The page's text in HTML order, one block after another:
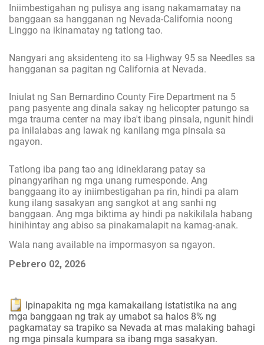
Iniimbestigahan ng pulisya ang isang nakamamatay na
banggaan sa hangganan ng Nevada-California noong
Linggo na ikinamatay ng tatlong tao.
Nangyari ang aksidenteng ito sa Highway 95 sa Needles sa
hangganan sa pagitan ng California at Nevada.
Iniulat ng San Bernardino County Fire Department na 5
pang pasyente ang dinala sakay ng helicopter patungo sa
mga trauma center na may iba't ibang pinsala, ngunit hindi
pa inilalabas ang lawak ng kanilang mga pinsala sa
ngayon.
Tatlong iba pang tao ang idineklarang patay sa
pinangyarihan ng mga unang rumesponde. Ang
banggaang ito ay iniimbestigahan pa rin, hindi pa alam
kung ilang sasakyan ang sangkot at ang sanhi ng
banggaan. Ang mga biktima ay hindi pa nakikilala habang
hinihintay ang abiso sa pinakamalapit na kamag-anak.
Wala nang available na impormasyon sa ngayon.
Pebrero 02, 2026
Ipinapakita ng mga kamakailang istatistika na ang
mga banggaan ng trak ay umabot sa halos 8% ng
pagkamatay sa trapiko sa Nevada at mas malaking bahagi
ng mga pinsala kumpara sa ibang mga sasakyan.